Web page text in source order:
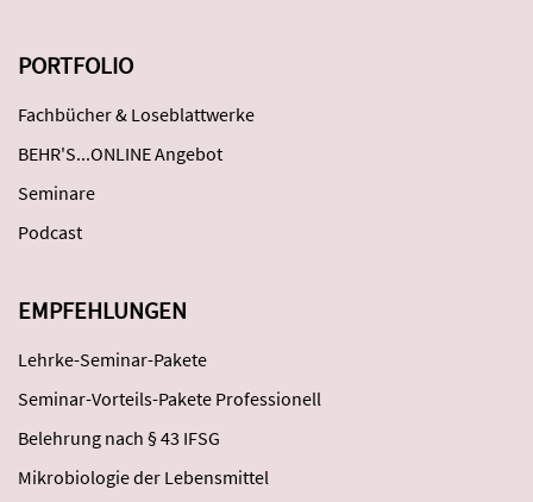
PORTFOLIO
Fachbücher & Loseblattwerke
BEHR'S...ONLINE Angebot
Seminare
Podcast
EMPFEHLUNGEN
Lehrke-Seminar-Pakete
Seminar-Vorteils-Pakete Professionell
Belehrung nach § 43 IFSG
Mikrobiologie der Lebensmittel